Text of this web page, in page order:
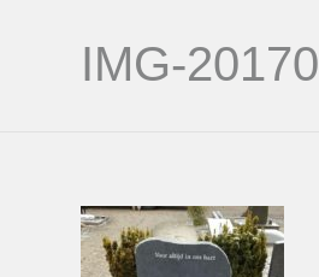
IMG-